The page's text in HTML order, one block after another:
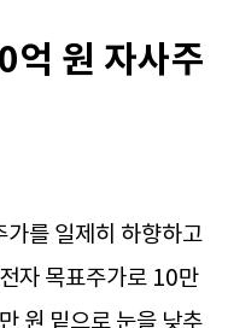
억 원 자사주
를 일제히 하향하고
자 목표주가로 10만
원 밑으로 눈을 낮추